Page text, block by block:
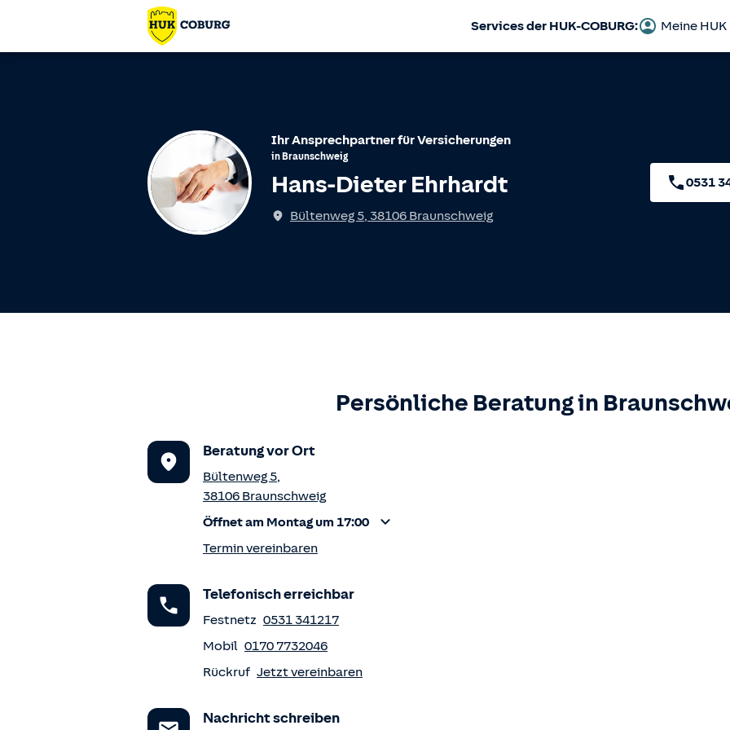
Services der HUK-COBURG: Meine HUK
Ihr Ansprechpartner für Versicherungen
in Braunschweig
Hans-Dieter Ehrhardt
Bültenweg 5, 38106 Braunschweig
0531
Persönliche Beratung in
Beratung vor Ort
Bültenweg 5,
38106 Braunschweig
Öffnet am Montag um 17:00
Termin vereinbaren
Telefonisch erreichbar
Festnetz 0531 341217
Mobil 0170 7732046
Rückruf Jetzt vereinbaren
Nachricht schreiben